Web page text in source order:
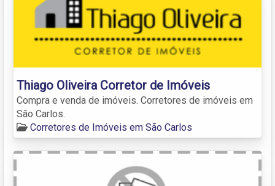
Thiago Oliveira Corretor de Imóveis
Compra e venda de imóveis. Corretores de imóveis em
São Carlos.
Corretores de Imóveis em São Carlos